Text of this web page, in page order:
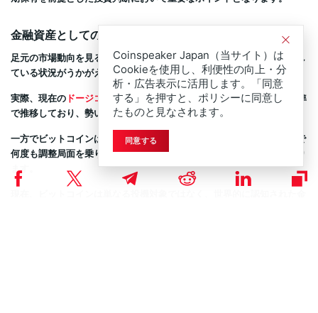
金融資産としての成熟度と将来性
足元の市場動向を見ると、ドージコインへの関心は以前に比べて後退し
ている状況がうかがえます。
実際、現在の ドージコイン価格
は、過去最高値から約80％下落した水準
で推移しており、勢いの鈍化が数字にも表れています。
一方でビットコインは、短期的な下押し圧力を受けながらも、これまで
何度も調整局面を乗り越え、結果として高値を更新してきた実績があり
ます。
Coinspeaker Japan（当サイト）は
Cookieを使用し、利便性の向上・分
析・広告表示に活用します。「同意
する」を押すと、ポリシーに同意し
たものと見なされます。
同意する